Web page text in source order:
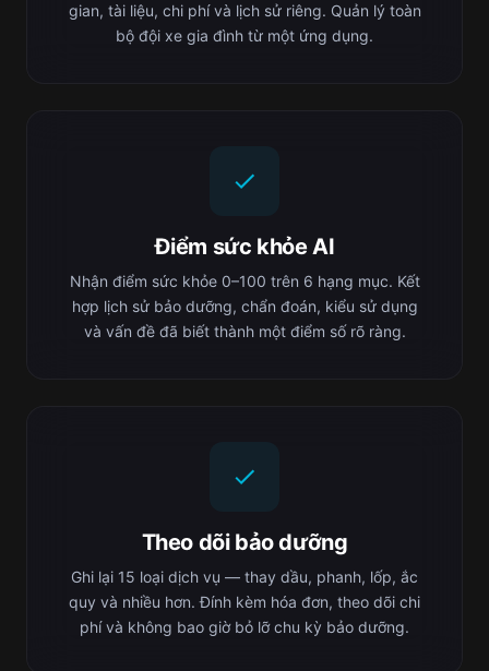
gian, tài liệu, chi phí và lịch sử riêng. Quản lý toàn
bộ đội xe gia đình từ một ứng dụng.
Điểm sức khỏe AI
Nhận điểm sức khỏe 0–100 trên 6 hạng mục. Kết
hợp lịch sử bảo dưỡng, chẩn đoán, kiểu sử dụng
và vấn đề đã biết thành một điểm số rõ ràng.
Theo dõi bảo dưỡng
Ghi lại 15 loại dịch vụ — thay dầu, phanh, lốp, ắc
quy và nhiều hơn. Đính kèm hóa đơn, theo dõi chi
phí và không bao giờ bỏ lỡ chu kỳ bảo dưỡng.